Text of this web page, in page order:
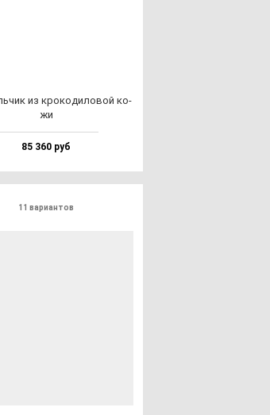
из кро­ко­ди­ло­вой ко­
жи
85 360 руб
11 вариантов